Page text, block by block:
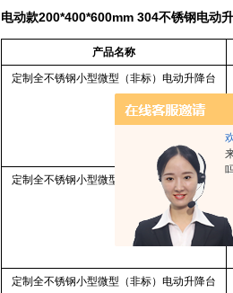
电动款200*400*600mm304不锈钢电动
产品名称
定制全不锈钢小型微型（非标）电动升降台
定制全不锈钢小型微型（非标）电动升降台
定制全不锈钢小型微型（非标）电动升降台